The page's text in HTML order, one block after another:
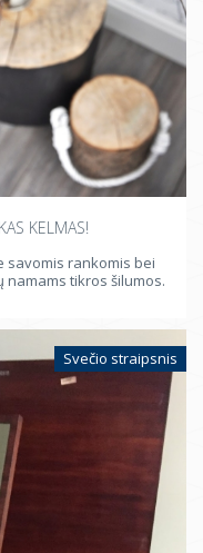
KELMAS!
savomis rankomis bei
namams tikros šilumos.
Svečio straipsnis